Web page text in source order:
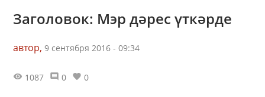
Заголовок: Мэр дәрес үткәрде
автор, 9 сентября 2016 - 09:34
1087 0 0